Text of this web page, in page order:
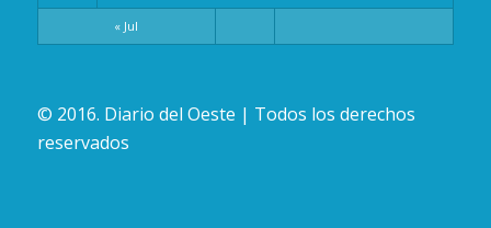
« Jul
© 2016. Diario del Oeste | Todos los derechos
reservados